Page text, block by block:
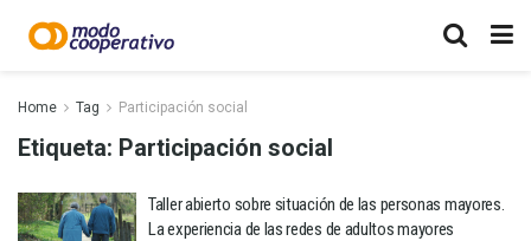
Home Tag Participación social
Etiqueta: Participación social
Taller abierto sobre situación de las personas mayores.
La experiencia de las redes de adultos mayores